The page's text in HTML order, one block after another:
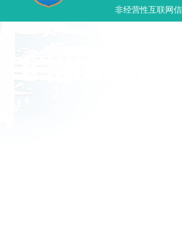
非经营性互联网